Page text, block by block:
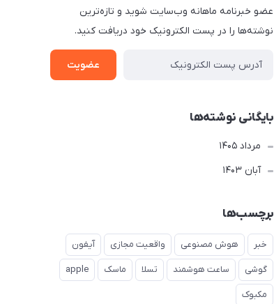
عضو خبرنامه ماهانه وب‌سایت شوید و تازه‌ترین
نوشته‌ها را در پست الکترونیک خود دریافت کنید.
عضویت
بایگانی نوشته‌ها
مرداد 1405
آبان 1403
برچسب‌ها
خبر هوش مصنوعی واقعیت مجازی آیفون
گوشی ساعت هوشمند تسلا ماسک apple
مکبوک